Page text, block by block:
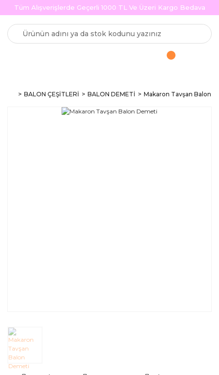
Tüm Alışverişlerde Geçerli 1000 TL Ve Üzeri Kargo Bedava
BALON ÇEŞİTLERİ BALON DEMETİ Makaron Tavşan Balon